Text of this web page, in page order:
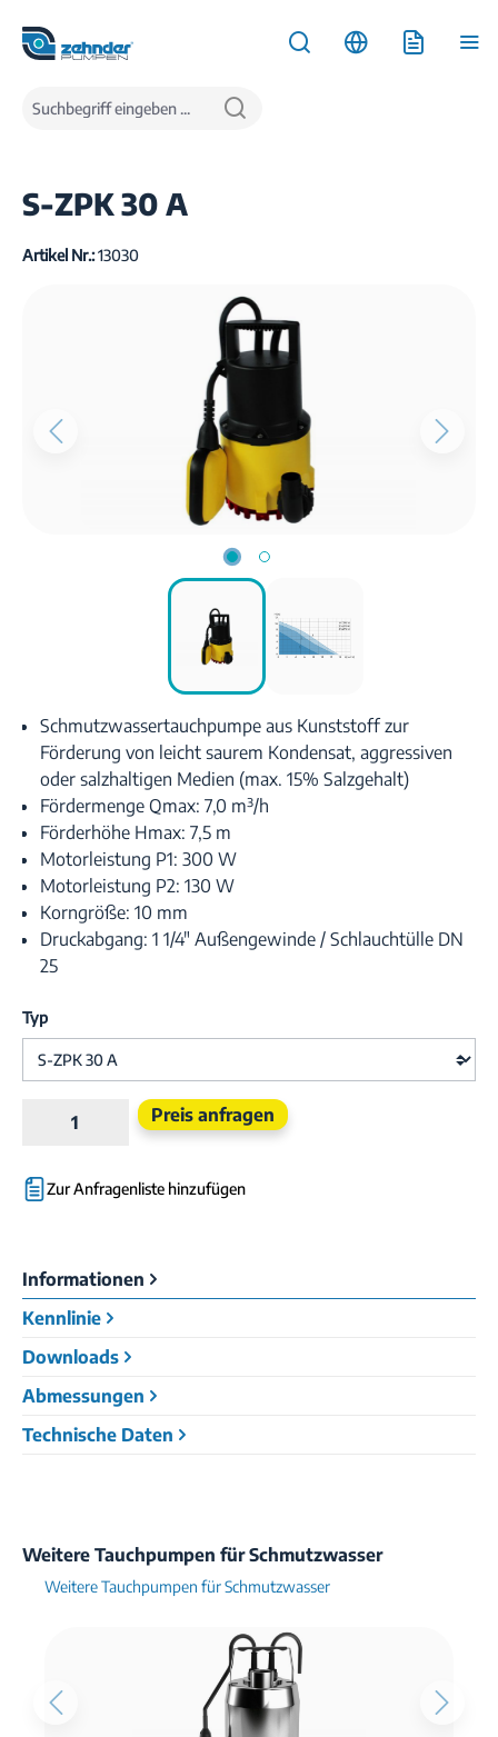
springen
Produkte Wasserentsorgung
Schmutzwassertauchpumpen
S-ZPK 30 A
Artikel Nr.:13030
Schmutzwassertauchpumpe aus Kunststoff zur
Förderung von leicht saurem Kondensat, aggressiven
oder salzhaltigen Medien (max. 15% Salzgehalt)
Fördermenge Qmax: 7,0 m³/h
Förderhöhe Hmax: 7,5 m
Motorleistung P1: 300 W
Motorleistung P2: 130 W
Korngröße: 10 mm
Druckabgang: 1 1/4" Außengewinde / Schlauchtülle DN
25
Typ
Produkt Anzahl: Gib den gewünschten
Preis anfragen
Zur Anfragenliste hinzufügen
Informationen
Kennlinie
Downloads
Abmessungen
Technische Daten
Weitere Tauchpumpen für Schmutzwasser
Weitere Tauchpumpen für Schmutzwasser